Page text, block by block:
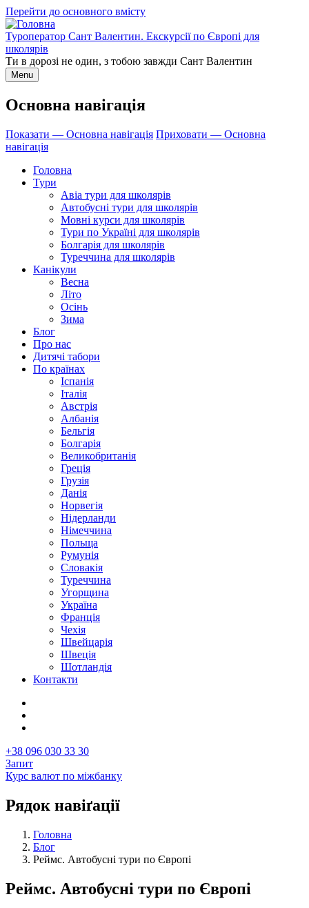
Перейти до основного вмісту
Туроператор Сант Валентин. Екскурсії по Європі для
школярів
Ти в дорозі не один, з тобою завжди Сант Валентин
Menu
Основна навігація
Показати — Основна навігація Приховати — Основна
навігація
Головна
Тури
Авіа тури для школярів
Автобусні тури для школярів
Мовні курси для школярів
Тури по Україні для школярів
Болгарія для школярів
Туреччина для школярів
Канікули
Весна
Літо
Осінь
Зима
Блог
Про нас
Дитячі табори
По країнах
Іспанія
Італія
Австрія
Албанія
Бельгія
Болгарія
Великобританія
Греція
Грузія
Данія
Норвегія
Нідерланди
Німеччина
Польща
Румунія
Словакія
Туреччина
Угорщина
Україна
Франція
Чехія
Швейцарія
Швеція
Шотландія
Контакти
+38 096 030 33 30
Запит
Курс валют по міжбанку
Рядок навіґації
Головна
Блог
Реймс. Автобусні тури по Європі
Реймс. Автобусні тури по Європі